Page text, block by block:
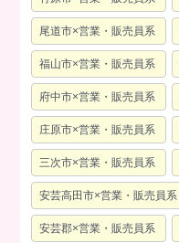
尾道市×営業・販売員系
福山市×営業・販売員系
府中市×営業・販売員系
庄原市×営業・販売員系
三次市×営業・販売員系
安芸高田市×営業・販売員系
安芸郡×営業・販売員系